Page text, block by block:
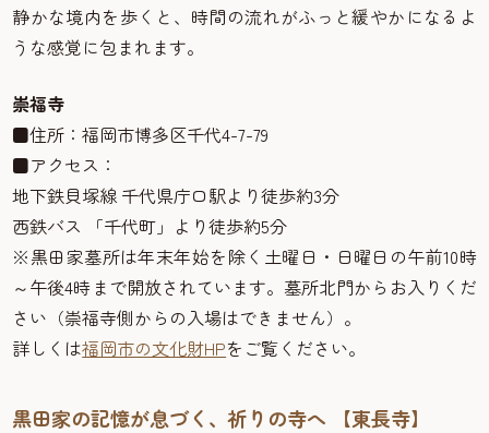
静かな境内を歩くと、時間の流れがふっと緩やかになるよ
うな感覚に包まれます。
崇福寺
■住所：福岡市博多区千代4-7-79
■アクセス：
地下鉄貝塚線 千代県庁口駅より徒歩約3分
西鉄バス 「千代町」より徒歩約5分
※黒田家墓所は年末年始を除く土曜日・日曜日の午前10時
～午後4時まで開放されています。墓所北門からお入りくだ
さい（崇福寺側からの入場はできません）。
詳しくは福岡市の文化財HPをご覧ください。
黒田家の記憶が息づく、祈りの寺へ 【東長寺】